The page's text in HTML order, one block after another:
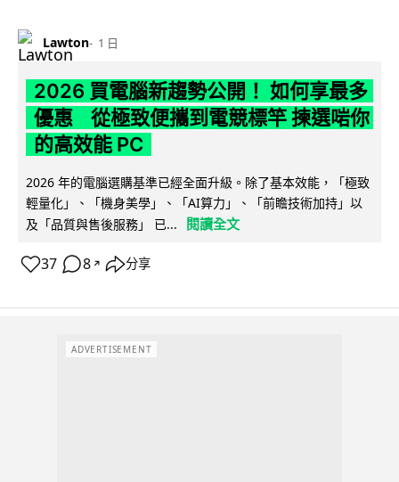
Lawton 1 日
2026 買電腦新趨勢公開！ 如何享最多
優惠 從極致便攜到電競標竿 揀選啱你
的高效能 PC
2026 年的電腦選購基準已經全面升級。除了基本效能，「極致
輕量化」、「機身美學」、「AI算力」、「前瞻技術加持」以
及「品質與售後服務」 已...
閱讀全文
37 8 ↗ 分享
ADVERTISEMENT